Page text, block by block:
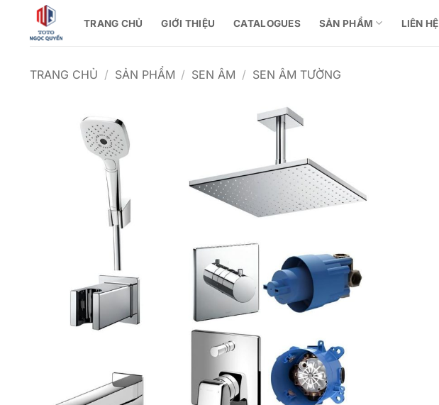
TRANG CHỦ GIỚI THIỆU CATALOGUES SẢN PHẨM LIÊN HỆ
TRANG CHỦ / SẢN PHẨM / SEN ÂM / SEN ÂM TƯỜNG